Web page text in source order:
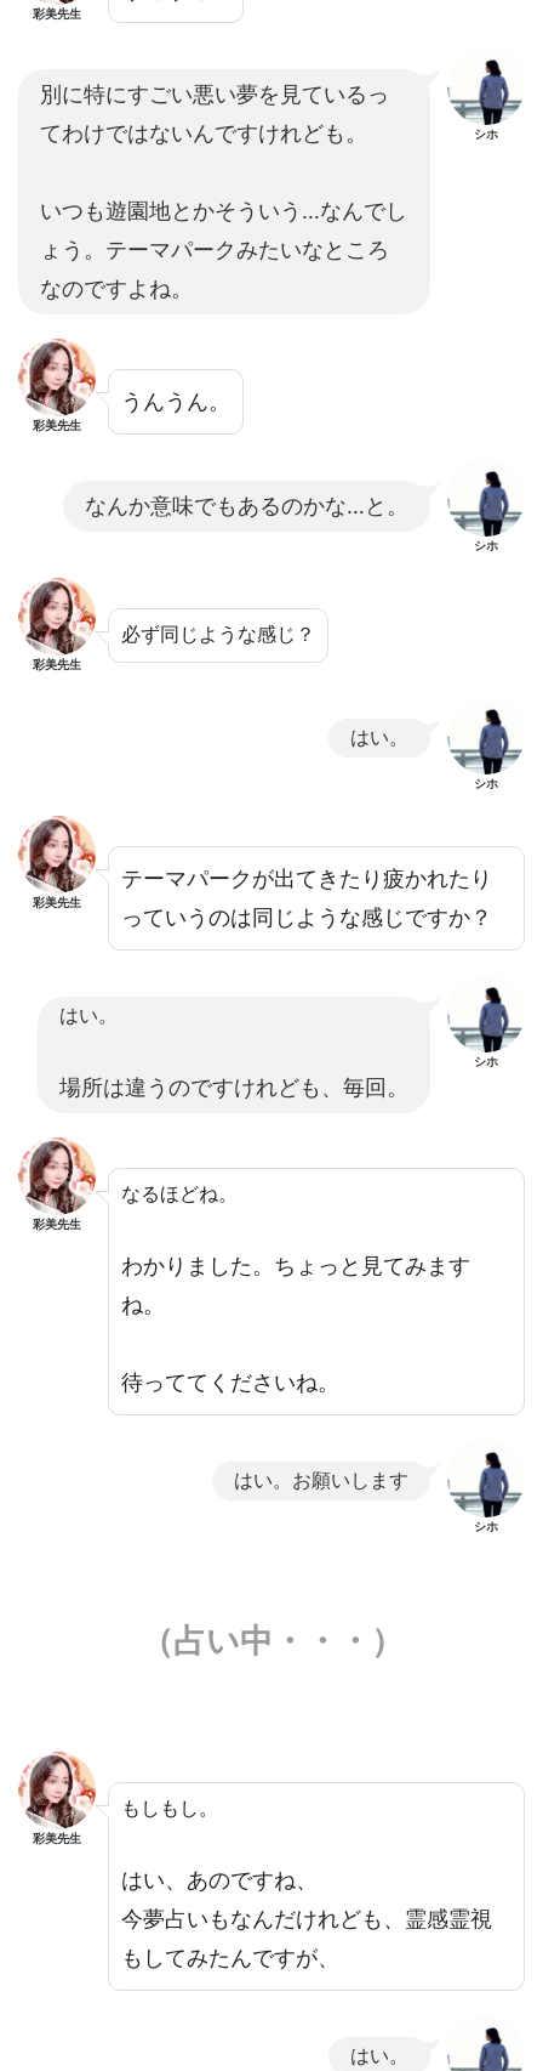
彩美先生
別に特にすごい悪い夢を見ているっ
てわけではないんですけれども。
いつも遊園地とかそういう…なんでし
ょう。テーマパークみたいなところ
なのですよね。
シホ
彩美先生
うんうん。
なんか意味でもあるのかな…と。
シホ
彩美先生
必ず同じような感じ？
はい。
シホ
彩美先生
テーマパークが出てきたり疲かれたり
っていうのは同じような感じですか？
はい。
場所は違うのですけれども、毎回。
シホ
彩美先生
なるほどね。
わかりました。ちょっと見てみます
ね。
待っててくださいね。
はい。お願いします
シホ
（占い中・・・）
彩美先生
もしもし。
はい、あのですね、
今夢占いもなんだけれども、霊感霊視
もしてみたんですが、
はい。